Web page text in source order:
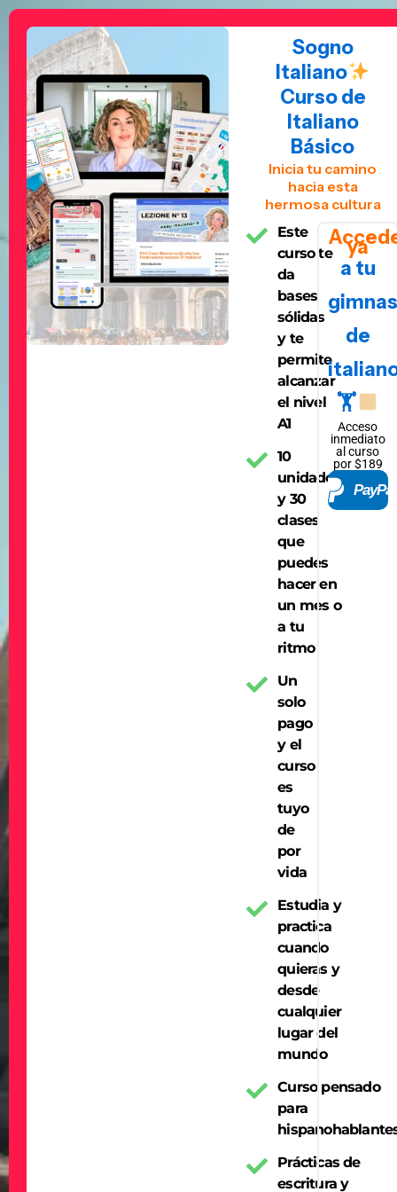
Sogno
Italiano
Curso de
Italiano
Básico
Inicia tu camino
hacia esta
hermosa cultura
Este
curso te
da
bases
sólidas
y te
permite
alcanzar
el nivel
A1
10
unidades
y 30
clases
que
puedes
hacer en
un mes o
a tu
ritmo
Un
solo
pago
y el
curso
es
tuyo
de
por
vida
Estudia y
practica
cuando
quieras y
desde
cualquier
lugar del
mundo
Curso pensado
para
Prácticas de
escritura y
ya
a tu
de
🏋
Acceso
inmediato
al curso
por $189
PayPal